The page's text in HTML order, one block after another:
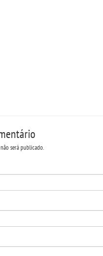
será publicado.